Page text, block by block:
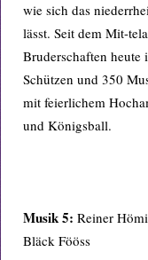
wie sich das
lässt. Seit dem Mit-
Bruderschaften
Schützen und 350
mit feierlichem
und Königsball.
Musik 5: Reiner
Bläck Fööss